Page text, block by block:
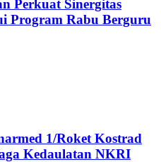
Perkuat Sinergitas
Program Rabu Berguru
1/Roket Kostrad
Kedaulatan NKRI